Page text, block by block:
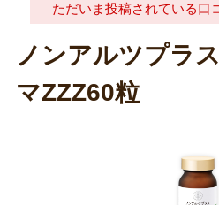
ただいま投稿されている口
ノンアルツプラ
マZZZ60粒